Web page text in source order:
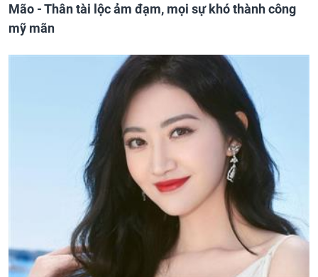
Mão - Thân tài lộc ảm đạm, mọi sự khó thành công
mỹ mãn